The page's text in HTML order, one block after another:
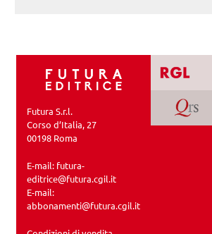
Futura S.r.l.
Corso d’Italia, 27
00198 Roma
E-mail: futura-
editrice@futura.cgil.it
E-mail:
abbonamenti@futura.cgil.it